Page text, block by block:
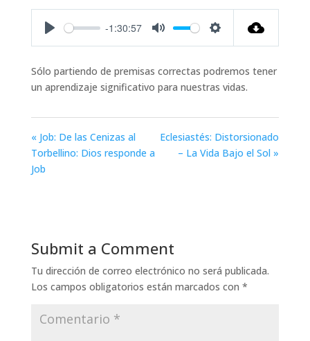
fullscreen
-1:30:57
Sólo partiendo de premisas correctas podremos tener
un aprendizaje significativo para nuestras vidas.
« Job: De las Cenizas al
Torbellino: Dios responde a
Job
Eclesiastés: Distorsionado
– La Vida Bajo el Sol »
Submit a Comment
Tu dirección de correo electrónico no será publicada.
Los campos obligatorios están marcados con *